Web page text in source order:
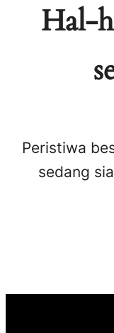
Hal-
Peristiwa
sedang